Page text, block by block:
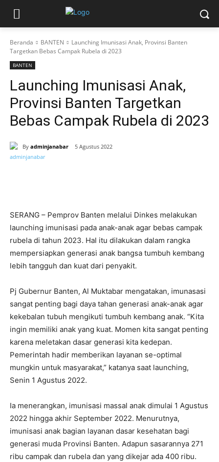
Beranda BANTEN
Launching Imunisasi Anak, Provinsi Banten
Targetkan Bebas Campak Rubela di 2023
BANTEN
Launching Imunisasi Anak,
Provinsi Banten Targetkan
Bebas Campak Rubela di 2023
By adminjanabar 5 Agustus 2022
SERANG – Pemprov Banten melalui Dinkes melakukan
launching imunisasi pada anak-anak agar bebas campak
rubela di tahun 2023. Hal itu dilakukan dalam rangka
mempersiapkan generasi anak bangsa tumbuh kembang
lebih tangguh dan kuat dari penyakit.
Pj Gubernur Banten, Al Muktabar mengatakan, imunasasi
sangat penting bagi daya tahan generasi anak-anak agar
kekebalan tubuh mengikuti tumbuh kembang anak. “Kita
ingin memiliki anak yang kuat. Momen kita sangat penting
karena meletakan dasar generasi kita kedepan.
Pemerintah hadir memberikan layanan se-optimal
mungkin untuk masyarakat,” katanya saat launching,
Senin 1 Agustus 2022.
Ia menerangkan, imunisasi massal anak dimulai 1 Agustus
2022 hingga akhir September 2022. Menurutnya,
imunisasi anak bagian layanan dasar kesehatan bagi
generasi muda Provinsi Banten. Adapun sasarannya 271
ribu campak dan rubela dan yang dikejar ada 400 ribu.